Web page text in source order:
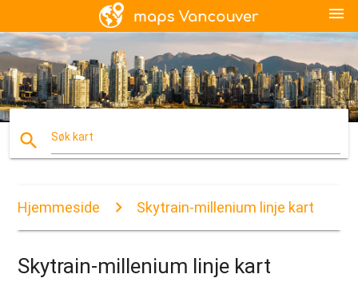
menu
search Søk kart
Hjemmeside Skytrain-millenium linje kart
Skytrain-millenium linje kart